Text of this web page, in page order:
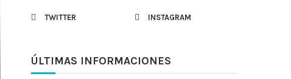
TWITTER INSTAGRAM
ÚLTIMAS INFORMACIONES